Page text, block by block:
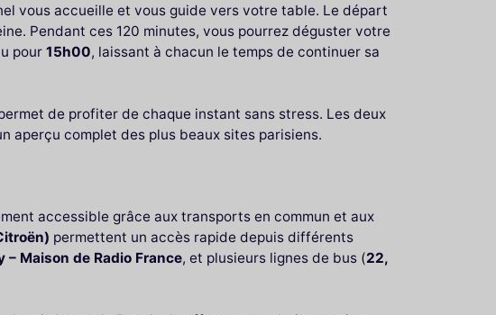
vous accueille et vous guide vers votre table. Le départ
Pendant ces 120 minutes, vous pourrez déguster votre
pour 15h00, laissant à chacun le temps de continuer sa
de profiter de chaque instant sans stress. Les deux
aperçu complet des plus beaux sites parisiens.
accessible grâce aux transports en commun et aux
permettent un accès rapide depuis différents
– Maison de Radio France, et plusieurs lignes de bus (22,